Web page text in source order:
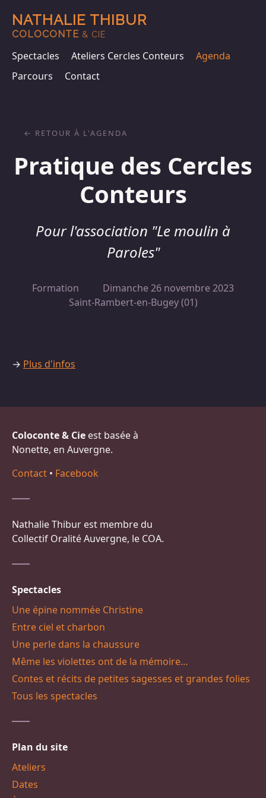
NATHALIE THIBUR
COLOCONTE & CIE
Spectacles Ateliers Cercles Conteurs
Agenda
Parcours
Contact
Pratique des Cercles
Conteurs
Pour l'association "Le moulin à
Paroles"
Formation
Dimanche 26 novembre 2023
Saint-Rambert-en-Bugey (01)
RETOUR À L'AGENDA
→ Plus d'infos
Coloconte & Cie est basée à
Nonette, en Auvergne.
Contact • Facebook
Nathalie Thibur est membre du
Collectif Oralité Auvergne, le COA.
Spectacles
Une épine nommée Christine
Entre ciel et charbon
Une perle dans la chaussure
Même les violettes ont de la mémoire…
Contes et récits de petites sagesses et grandes folies
Tous les spectacles
Plan du site
Ateliers
Dates